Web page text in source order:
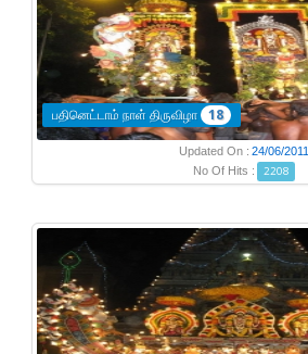
பதினெட்டாம் நாள் திருவிழா 18
Updated On : 24/06/2011
No Of Hits :
2208